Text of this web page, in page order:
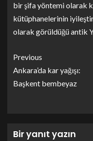
bir şifa yöntemi olarak
kütüphanelerinin
olarak görüldüğü antik
Previous
Ankara’da kar yağışı:
Başkent bembeyaz
Bir yanıt yazın